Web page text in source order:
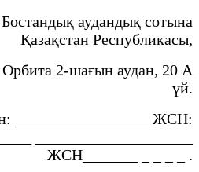
аудандық сотына
Қазақстан Республикасы,
2-шағын аудан, 20 А
үй.
_________________ ЖСН:
ЖСН_______ _ _ _ _ .